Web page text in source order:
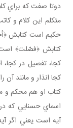
دوتا صفت كه براي
متكلم اين كلام و
حكيم است كتابش
كتابش ﴿فصّلت﴾ است
كجا، تفصيل در كجا،
كجا انذار و مانند
كتاب او هم محكم و
اسماي حسنايي كه
آيه است يعني اگر